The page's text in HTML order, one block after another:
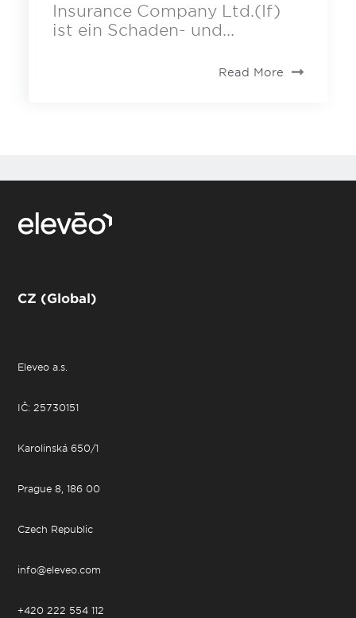
Insurance Company Ltd.(If)
ist ein Schaden- und...
Read More
CZ (Global)
Eleveo a.s.
IČ: 25730151
Karolinská 650/1
Prague 8, 186 00
Czech Republic
info@eleveo.com
+420 222 554 112